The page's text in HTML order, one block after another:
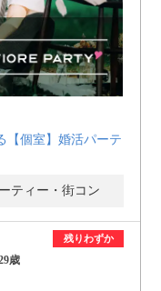
得しております
【個室】婚活パーテ
ティー・街コン
残りわずか
歳